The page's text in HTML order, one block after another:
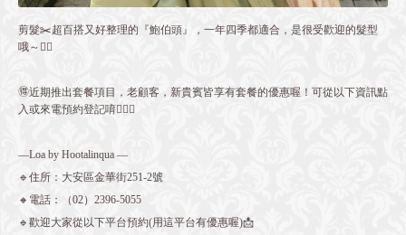
剪髮✂️超百搭又好整理的『鮑伯頭』，一年四季都適合，是很受歡迎的髮型
哦～👌🏻
🉐近期推出套餐項目，老顧客，新貴賓皆享有套餐的優惠喔！可從以下資訊點
入或來電預約登記唷💁🏻‍♀️
—Loa by Hootalinqua —
🔹住所：大安區金華街251-2號
🔸電話：（02）2396-5055
🔹歡迎大家從以下平台預約(用這平台有優惠喔)📩